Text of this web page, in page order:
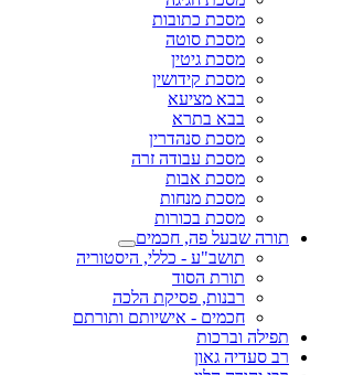
מסכת כתובות
מסכת סוטה
מסכת גיטין
מסכת קידושין
בבא מציעא
בבא בתרא
מסכת סנהדרין
מסכת עבודה זרה
מסכת אבות
מסכת מנחות
מסכת בכורות
תורה שבעל פה, חכמים
תושב"ע - כללי, היסטוריה
תורת הסוד
רבנות, פסיקת הלכה
חכמים - אישיותם ותורתם
תפילה וברכות
רב סעדיה גאון